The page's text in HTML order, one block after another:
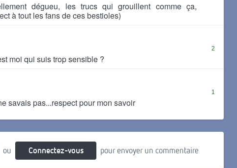
dégueu, les trucs qui grouillent comme ça,
à tout les fans de ces bestioles)
2
moi qui suis trop sensible ?
1
savais pas...respect pour mon savoir
ou Connectez-vous pour envoyer un commentaire